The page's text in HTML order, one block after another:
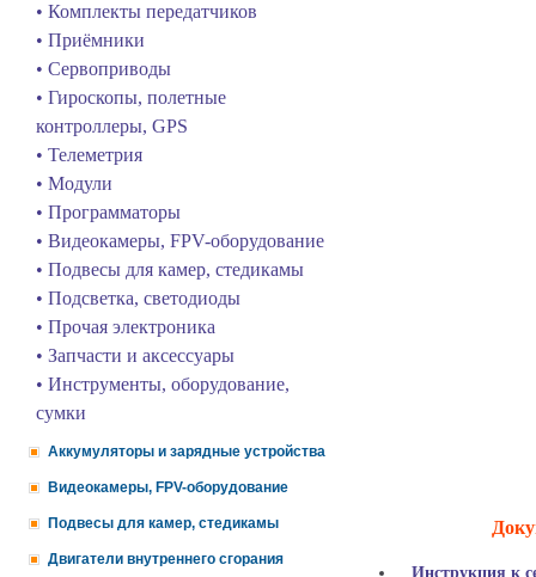
• Комплекты передатчиков
• Приёмники
• Сервоприводы
• Гироскопы, полетные
контроллеры, GPS
• Телеметрия
• Модули
• Программаторы
• Видеокамеры, FPV-оборудование
• Подвесы для камер, стедикамы
• Подсветка, светодиоды
• Прочая электроника
• Запчасти и аксессуары
• Инструменты, оборудование,
сумки
Аккумуляторы и зарядные устройства
Видеокамеры, FPV-оборудование
Подвесы для камер, стедикамы
Двигатели внутреннего сгорания
Инструкция к